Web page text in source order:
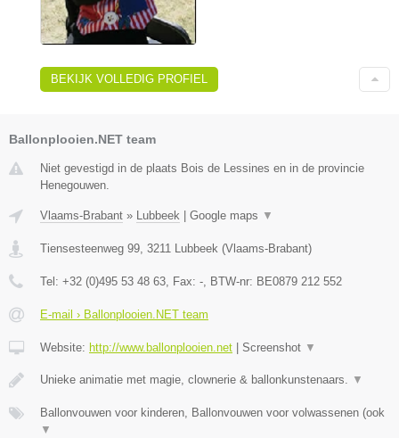
BEKIJK VOLLEDIG PROFIEL
Ballonplooien.NET team
Niet gevestigd in de plaats Bois de Lessines en in de provincie
Henegouwen.
Vlaams-Brabant » Lubbeek Google maps ▼
Tiensesteenweg 99, 3211 Lubbeek (Vlaams-Brabant)
Tel: +32 (0)495 53 48 63, Fax: -, BTW-nr: BE0879 212 552
E-mail › Ballonplooien.NET team
Website: http://www.ballonplooien.net Screenshot ▼
Unieke animatie met magie, clownerie & ballonkunstenaars. ▼
Ballonvouwen voor kinderen, Ballonvouwen voor volwassenen (ook
▼